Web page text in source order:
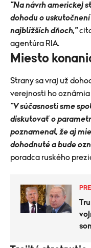
"Na návrh americkej
dohodu o
najbližších dňoch,"
agentúra RIA.
Miesto
Strany sa vraj už
verejnosti ho oznámia
"V súčasnosti sme
diskutovať o
poznamenal, že aj
dohodnuté a bude
poradca ruského